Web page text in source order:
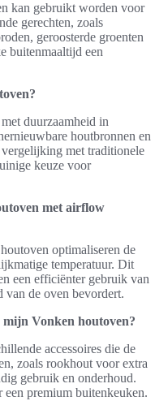
kan gebruikt worden voor
gerechten, zoals
geroosterde groenten
buitenmaaltijd een
duurzaamheid in
houtbronnen en
met traditionele
keuze voor
met airflow
optimaliseren de
temperatuur. Dit
een efficiënter gebruik van
van de oven bevordert.
mijn Vonken houtoven?
accessoires die de
zoals rookhout voor extra
gebruik en onderhoud.
premium buitenkeuken.